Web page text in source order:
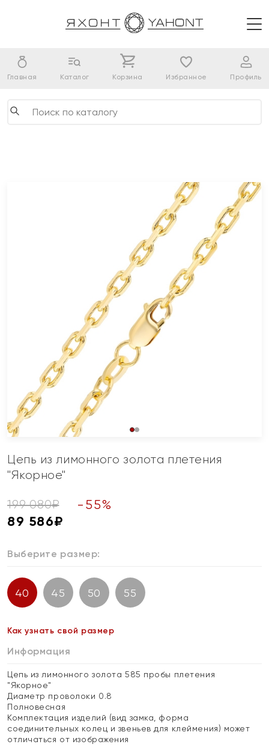
Главная Каталог Корзина Избранное Профиль
Цепь из лимонного золота плетения
"Якорное"
199 080₽ - 55%
89 586₽
Выберите размер:
40 45 50 55
Как узнать свой размер
Информация
Цепь из лимонного золота 585 пробы плетения
"Якорное"
Диаметр проволоки 0.8
Полновесная
Комплектация изделий (вид замка, форма
соединительных колец и звеньев для клеймения) может
отличаться от изображения